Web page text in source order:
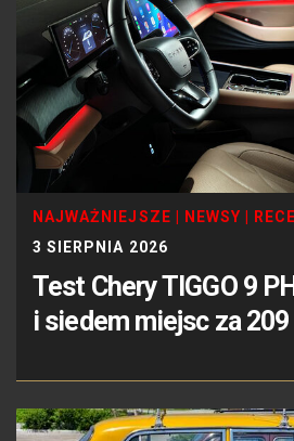
NAJWAŻNIEJSZE NEWSY
3 SIERPNIA 2026
Test Chery TIGGO 9
i siedem miejsc za 209